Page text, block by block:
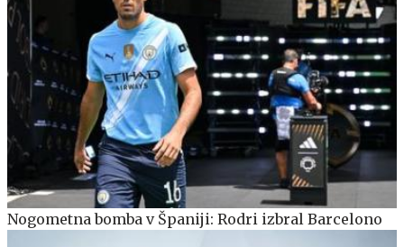
Nogometna bomba v Španiji: Rodri izbral Barcelono